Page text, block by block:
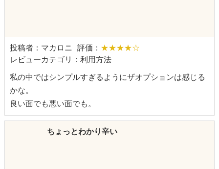
投稿者：マカロニ 評価： ★★★★☆
レビューカテゴリ：利用方法
私の中ではシンプルすぎるようにザオプションは感じる
かな。
良い面でも悪い面でも。
ちょっとわかり辛い